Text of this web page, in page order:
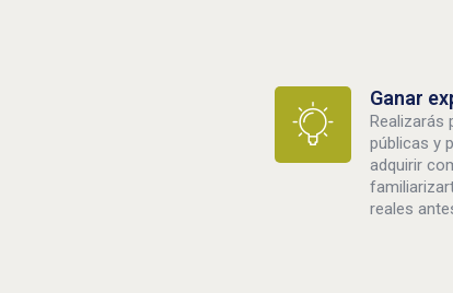
Ganar
Realizarás
públicas y
adquirir
reales